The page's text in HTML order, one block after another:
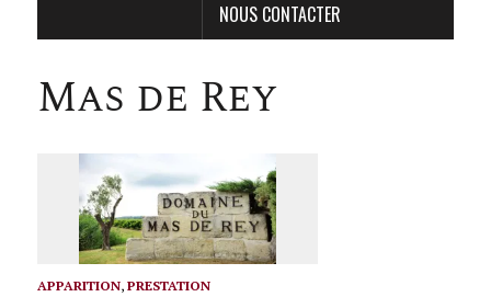
NOUS CONTACTER
Mas de Rey
APPARITION, PRESTATION